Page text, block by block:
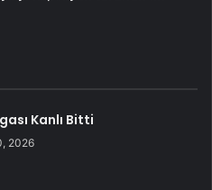
Kanlı Bitti
2026